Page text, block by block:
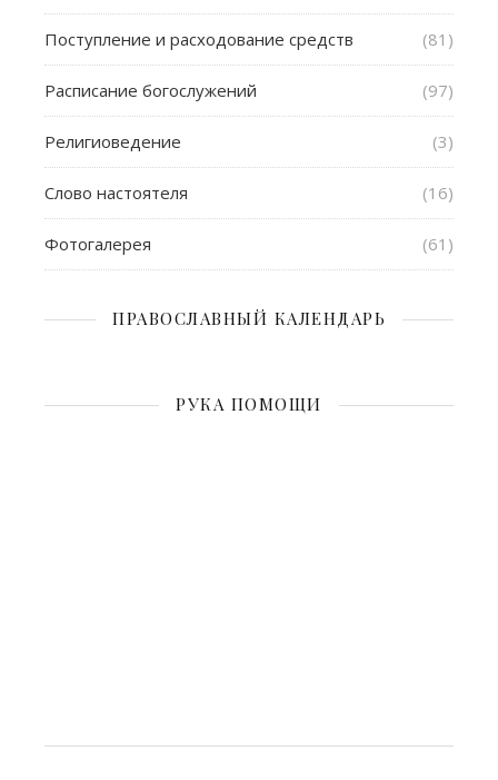
Поступление и расходование средств (81)
Расписание богослужений (97)
Религиоведение (3)
Слово настоятеля (16)
Фотогалерея (61)
ПРАВОСЛАВНЫЙ КАЛЕНДАРЬ
РУКА ПОМОЩИ